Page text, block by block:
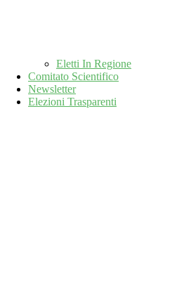
Eletti In Regione
Comitato Scientifico
Newsletter
Elezioni Trasparenti